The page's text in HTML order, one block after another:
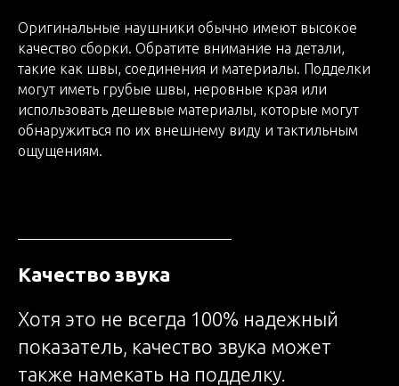
Оригинальные наушники обычно имеют высокое
качество сборки. Обратите внимание на детали,
такие как швы, соединения и материалы. Подделки
могут иметь грубые швы, неровные края или
использовать дешевые материалы, которые могут
обнаружиться по их внешнему виду и тактильным
ощущениям.
Качество звука
Хотя это не всегда 100% надежный
показатель, качество звука может
также намекать на подделку.